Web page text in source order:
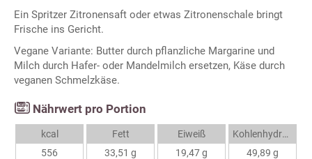
Ein Spritzer Zitronensaft oder etwas Zitronenschale bringt
Frische ins Gericht.
Vegane Variante: Butter durch pflanzliche Margarine und
Milch durch Hafer- oder Mandelmilch ersetzen, Käse durch
veganen Schmelzkäse.
Nährwert pro Portion
kcal
556
Fett
33,51 g
Eiweiß
19,47 g
Kohlenhydrate
49,89 g